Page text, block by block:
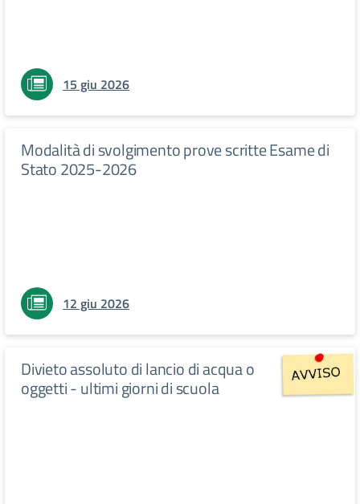
15 giu 2026
Modalità di svolgimento prove scritte Esame di
Stato 2025-2026
12 giu 2026
Divieto assoluto di lancio di acqua o
oggetti - ultimi giorni di scuola